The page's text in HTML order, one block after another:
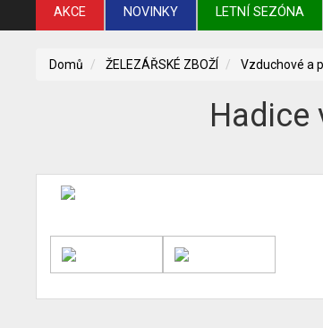
AKCE NOVINKY LETNÍ SEZÓNA
Domů ŽELEZÁŘSKÉ ZBOŽÍ Vzduchové a
Hadice